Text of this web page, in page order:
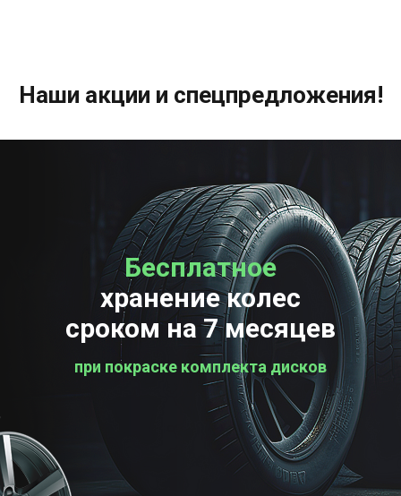
Наши акции и спецпредложения!
Бесплатное
хранение колес
сроком на 7 месяцев
при покраске комплекта дисков
Бесплатная
проверка колес